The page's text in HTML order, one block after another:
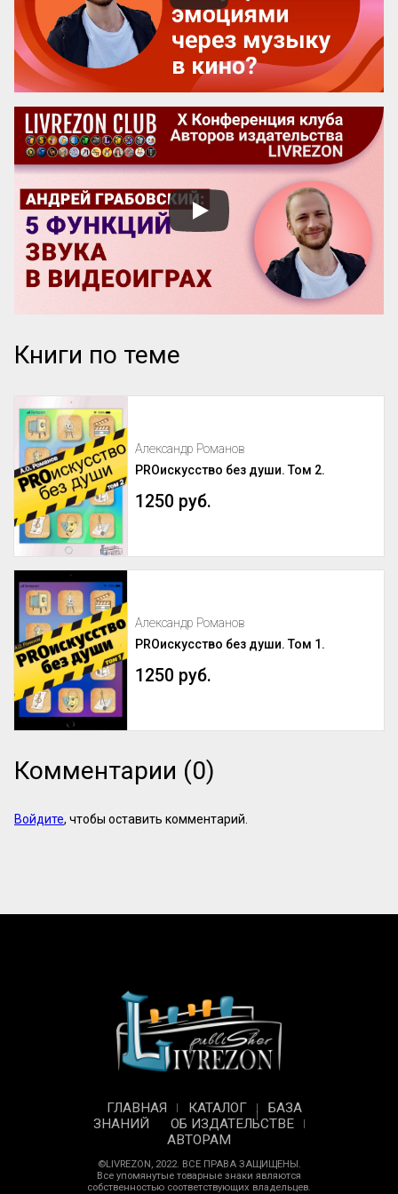
Человек, который ищет адрес А, сможет
Книги по теме
Александр Романов
PROискусство без души. Том 2.
1250 руб.
Александр Романов
PROискусство без души. Том 1.
1250 руб.
Комментарии (0)
Войдите, чтобы оставить комментарий.
ГЛАВНАЯ КАТАЛОГ
БАЗА
ЗНАНИЙ
ОБ ИЗДАТЕЛЬСТВЕ
АВТОРАМ
©LIVREZON, 2022. ВСЕ ПРАВА ЗАЩИЩЕНЫ.
Все упомянутые товарные знаки являются
собственностью соответствующих владельцев.